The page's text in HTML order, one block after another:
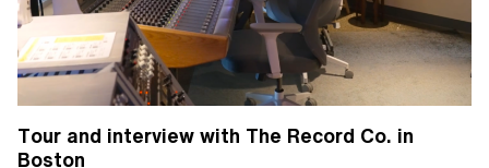
Tour and interview with The Record Co. in
Boston